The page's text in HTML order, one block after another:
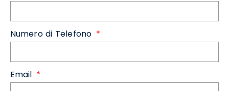
Numero di Telefono
Email